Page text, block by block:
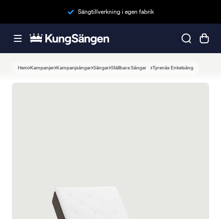
Sängtillverkning i egen fabrik
Hem Kampanjer Kampanjsängar Sängar Ställbara Sängar Tyrenäs Enkelsäng